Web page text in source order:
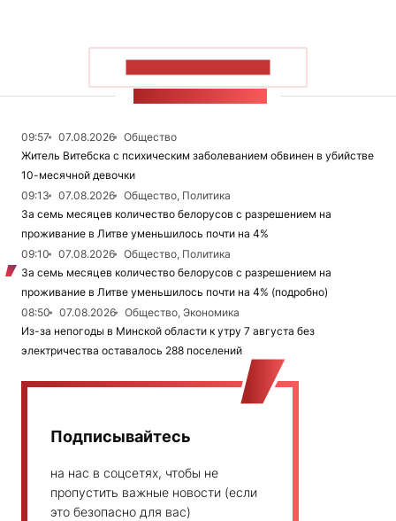
09:57 07.08.2026
Общество
Житель Витебска с психическим заболеванием обвинен в убийстве
10-месячной девочки
09:13
07.08.2026
Общество, Политика
За семь месяцев количество белорусов с разрешением на
проживание в Литве уменьшилось почти на 4%
09:10
07.08.2026
Общество, Политика
За семь месяцев количество белорусов с разрешением на
проживание в Литве уменьшилось почти на 4% (подробно)
08:50
07.08.2026
Общество, Экономика
Из-за непогоды в Минской области к утру 7 августа без
электричества оставалось 288 поселений
Подписывайтесь
на нас в соцсетях, чтобы не
пропустить важные новости (если
это безопасно для вас)